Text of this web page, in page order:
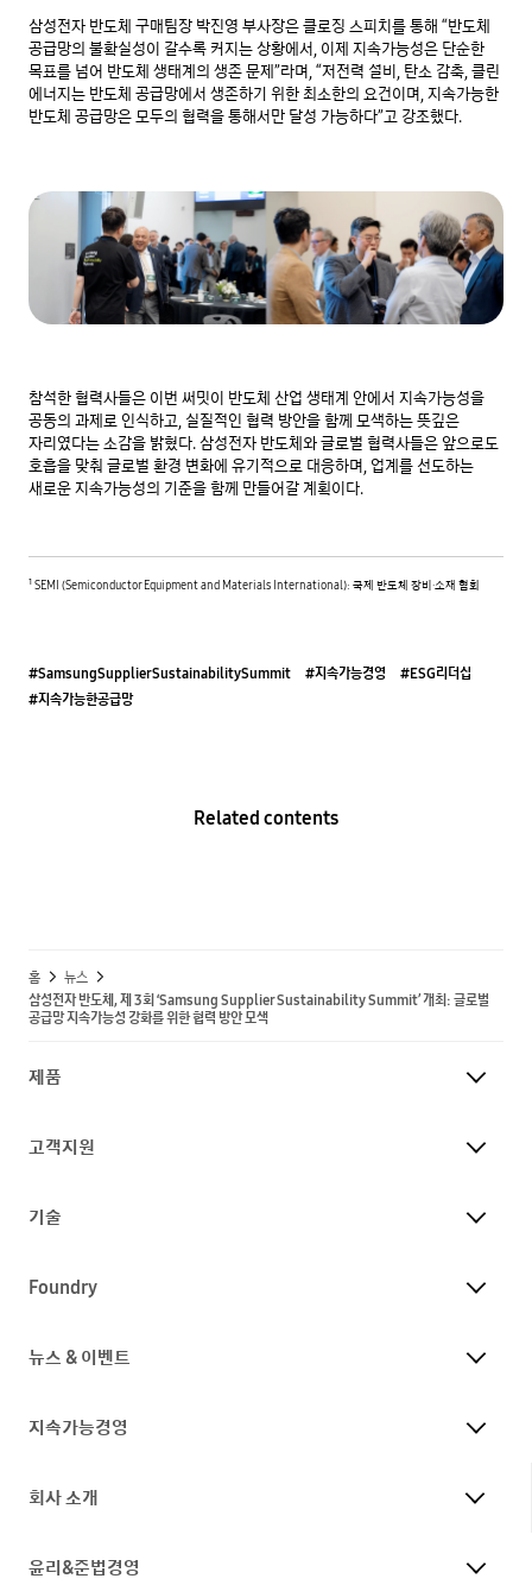
삼성전자 반도체 구매팀장 박진영 부사장은 클로징 스피치를 통해 “반도체
공급망의 불확실성이 갈수록 커지는 상황에서, 이제 지속가능성은 단순한
목표를 넘어 반도체 생태계의 생존 문제”라며, “저전력 설비, 탄소 감축, 클린
에너지는 반도체 공급망에서 생존하기 위한 최소한의 요건이며, 지속가능한
반도체 공급망은 모두의 협력을 통해서만 달성 가능하다”고 강조했다.
참석한 협력사들은 이번 써밋이 반도체 산업 생태계 안에서 지속가능성을
공동의 과제로 인식하고, 실질적인 협력 방안을 함께 모색하는 뜻깊은
자리였다는 소감을 밝혔다. 삼성전자 반도체와 글로벌 협력사들은 앞으로도
호흡을 맞춰 글로벌 환경 변화에 유기적으로 대응하며, 업계를 선도하는
새로운 지속가능성의 기준을 함께 만들어갈 계획이다.
¹ SEMI (Semiconductor Equipment and Materials International): 국제 반도체 장비·소재 협회
#SamsungSupplierSustainabilitySummit #지속가능경영
#ESG리더십
#지속가능한공급망
Related contents
홈
뉴스
삼성전자 반도체, 제 3회 ‘Samsung Supplier Sustainability Summit’ 개최: 글로벌
공급망 지속가능성 강화를 위한 협력 방안 모색
제품
고객지원
기술
Foundry
뉴스 & 이벤트
지속가능경영
회사 소개
윤리&준법경영